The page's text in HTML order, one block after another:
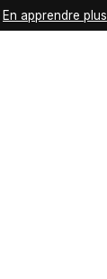
En apprendre plus